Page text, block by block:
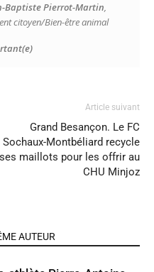
Baptiste Pierrot-Martin,
citoyen/Bien-être animal
Article suivant
Grand Besançon. Le FC
Sochaux-Montbéliard recycle
ses maillots pour les offrir au
CHU Minjoz
AUTEUR